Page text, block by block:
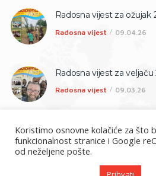
Radosna vijest za ožujak
Radosna vijest 09.04.26
Radosna vijest za veljaču
Radosna vijest 09.03.26
Koristimo osnovne kolačiće za što
funkcionalnost stranice i Google
od neželjene pošte.